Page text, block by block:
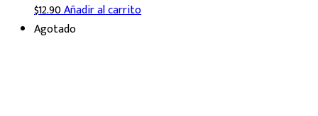
$12.90Añadir al carrito
Agotado